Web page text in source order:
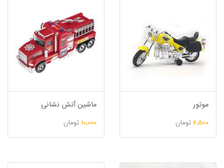
موتور
6,500تومان
ماشین آتش نشانی
10,000 تومان